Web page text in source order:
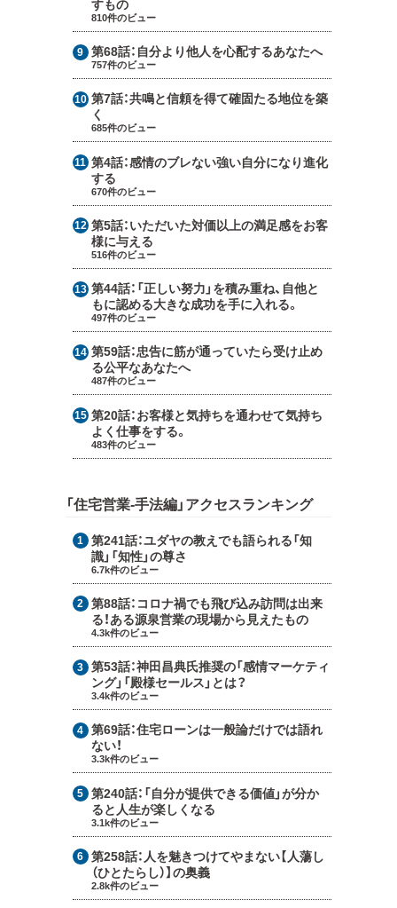
すもの
810件のビュー
第68話： 自分より他人を心配するあなたへ
757件のビュー
第7話：共鳴と信頼を得て確固たる地位を築
く
685件のビュー
第4話：感情のブレない強い自分になり進化
する
670件のビュー
第5話：いただいた対価以上の満足感をお客
様に与える
516件のビュー
第44話： 「正しい努力」を積み重ね、自他と
もに認める大きな成功を手に入れる。
497件のビュー
第59話：忠告に筋が通っていたら受け止め
る公平なあなたへ
487件のビュー
第20話：お客様と気持ちを通わせて気持ち
よく仕事をする。
483件のビュー
「住宅営業-手法編」アクセスランキング
第241話：ユダヤの教えでも語られる「知
識」「知性」の尊さ
6.7k件のビュー
第88話： コロナ禍でも飛び込み訪問は出来
る！ある源泉営業の現場から見えたもの
4.3k件のビュー
第53話：神田昌典氏推奨の「感情マーケティ
ング」「殿様セールス」とは？
3.4k件のビュー
第69話：住宅ローンは一般論だけでは語れ
ない！
3.3k件のビュー
第240話： 「自分が提供できる価値」が分か
ると人生が楽しくなる
3.1k件のビュー
第258話： 人を魅きつけてやまない【人蕩し
（ひとたらし）】の奥義
2.8k件のビュー